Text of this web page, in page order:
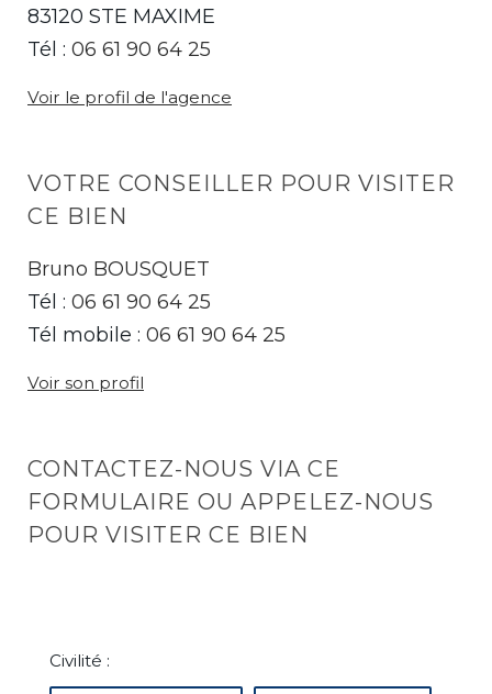
83120 STE MAXIME
Tél : 06 61 90 64 25
Voir le profil de l'agence
VOTRE CONSEILLER POUR VISITER
CE BIEN
Bruno BOUSQUET
Tél : 06 61 90 64 25
Tél mobile : 06 61 90 64 25
Voir son profil
CONTACTEZ-NOUS VIA CE
FORMULAIRE OU APPELEZ-NOUS
POUR VISITER CE BIEN
Civilité :